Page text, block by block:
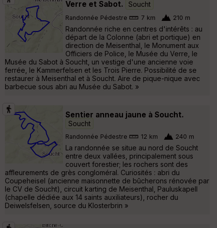
Verre et Sabot. Soucht
Randonnée Pédestre 7 km 210 m
Randonnée riche en centres d'intérêts : au
départ de la Colonne (abri et portique) en
direction de Meisenthal, le Monument aux
Officiers de Police, le Musée du Verre, le
Musée du Sabot à Soucht, un vestige d'une ancienne voie
ferrée, le Kammerfelsen et les Trois Pierre. Possibilité de se
restaurer à Meisenthal et à Soucht. Aire de pique-nique avec
barbecue sous abri au Musée du Sabot. »
Sentier anneau jaune à Soucht.
Soucht
Randonnée Pédestre 12 km 240 m
La randonnée se situe au nord de Soucht
entre deux vallées, principalement sous
couvert forestier; les rochers sont des
affleurements de grès congloméral. Curiosités : abri du
Coupeheisel (ancienne maisonnette de bûcherons rénovée par
le CV de Soucht), circuit karting de Meisenthal, Pauluskapell
(chapelle dédiée aux 14 saints auxiliateurs), rocher du
Deiwelsfelsen, source du Klosterbrin »